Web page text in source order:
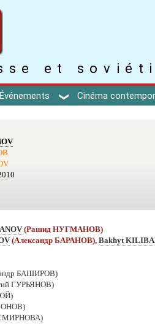
et
Événements Cinéma
(Рашид НУГМАНОВ)
(Александр БАРАНОВ), Bakhyt
БАШИРОВ)
ГУРЬЯНОВ)